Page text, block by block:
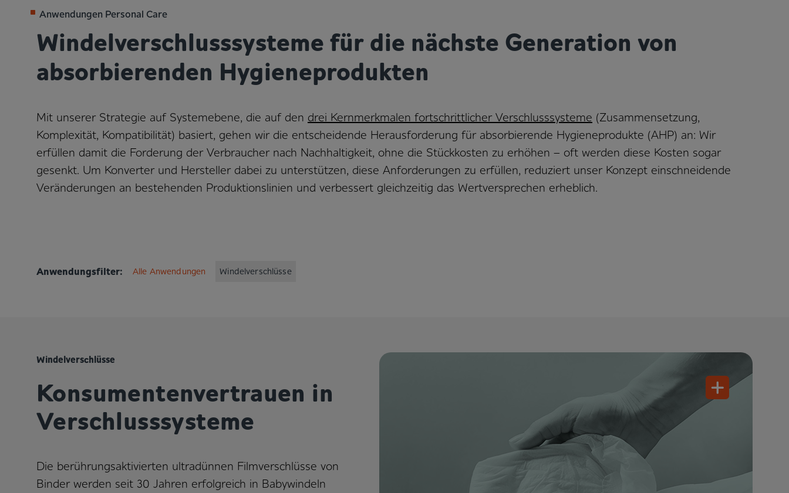
Anwendungen Personal Care
Windelverschlusssysteme für die nächste Generation von
absorbierenden Hygieneprodukten
Mit unserer Strategie auf Systemebene, die auf den drei Kernmerkmalen fortschrittlicher Verschlusssysteme (Zusammensetzung,
Komplexität, Kompatibilität) basiert, gehen wir die entscheidende Herausforderung für absorbierende Hygieneprodukte (AHP) an: Wir
erfüllen damit die Forderung der Verbraucher nach Nachhaltigkeit, ohne die Stückkosten zu erhöhen – oft werden diese Kosten sogar
gesenkt. Um Konverter und Hersteller dabei zu unterstützen, diese Anforderungen zu erfüllen, reduziert unser Konzept einschneidende
Veränderungen an bestehenden Produktionslinien und verbessert gleichzeitig das Wertversprechen erheblich.
Anwendungsfilter: Alle Anwendungen Windelverschlüsse
Windelverschlüsse
Konsumentenvertrauen in
Verschlusssysteme
Die berührungsaktivierten ultradünnen Filmverschlüsse von
Binder werden seit 30 Jahren erfolgreich in Babywindeln